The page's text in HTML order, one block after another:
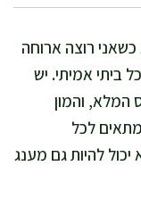
רוצה ארוחה
ביתי אמיתי. יש
המלא, והמון
לכל
להיות גם מענג